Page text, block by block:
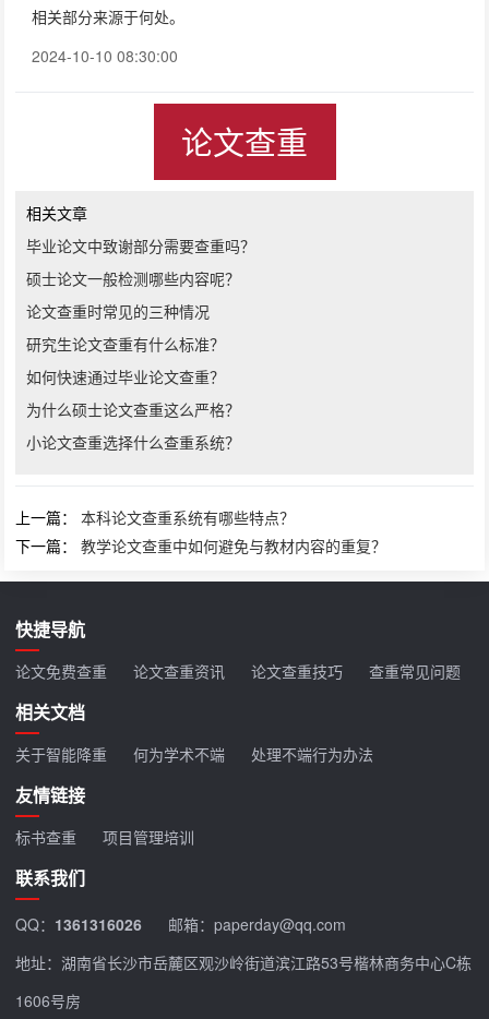
相关部分来源于何处。
2024-10-10 08:30:00
论文查重
相关文章
毕业论文中致谢部分需要查重吗？
硕士论文一般检测哪些内容呢？
论文查重时常见的三种情况
研究生论文查重有什么标准？
如何快速通过毕业论文查重？
为什么硕士论文查重这么严格？
小论文查重选择什么查重系统？
上一篇：本科论文查重系统有哪些特点？
下一篇：教学论文查重中如何避免与教材内容的重复？
快捷导航
论文免费查重 论文查重资讯 论文查重技巧 查重常见问题
相关文档
关于智能降重 何为学术不端 处理不端行为办法
友情链接
标书查重 项目管理培训
联系我们
QQ： 1361316026
邮箱：paperday@qq.com
地址：湖南省长沙市岳麓区观沙岭街道滨江路53号楷林商务中心C栋
1606号房